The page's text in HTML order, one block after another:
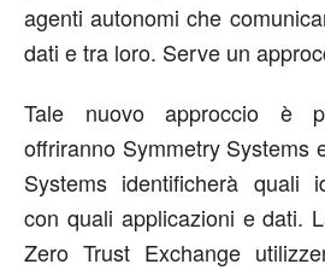
agenti autonomi che
dati e tra loro. Serve un
Tale nuovo approccio è
offriranno Symmetry Systems
Systems identificherà quali
con quali applicazioni e dati.
Zero Trust Exchange